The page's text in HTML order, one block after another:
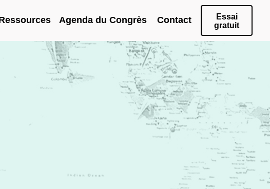
Agenda du Congrès Contact
Essai
gratuit